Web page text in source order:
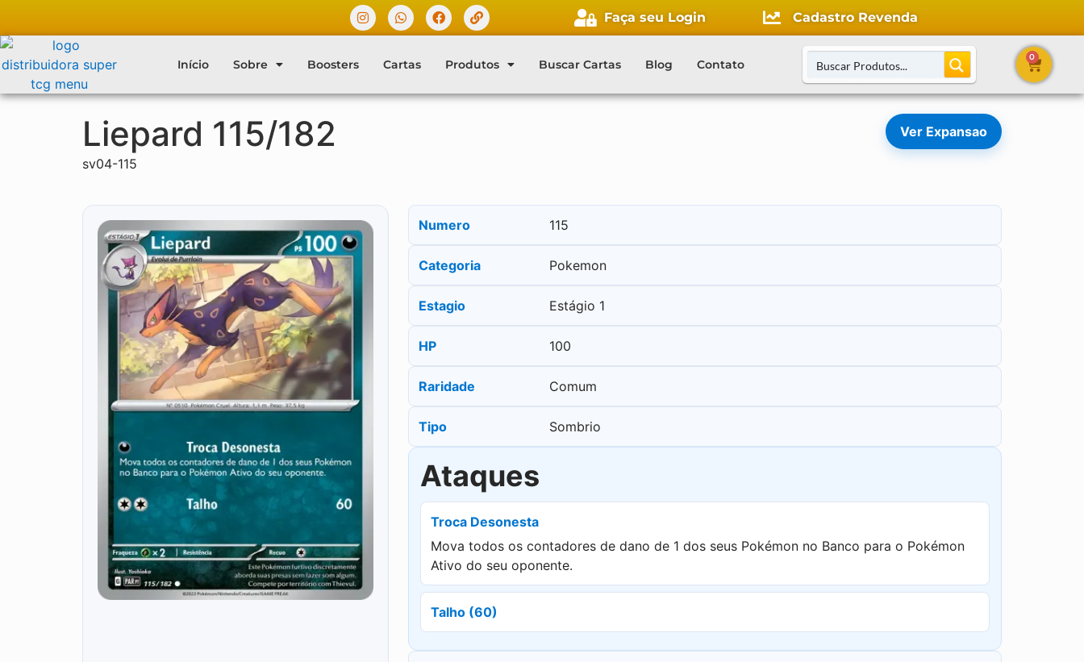
Faça seu Login Cadastro Revenda
Início Sobre Boosters Cartas Produtos Buscar Cartas Blog Contato
0
Liepard 115/182
sv04-115
Ver Expansao
Numero 115
Categoria Pokemon
Estagio Estágio 1
HP 100
Raridade Comum
Tipo Sombrio
Ataques
Troca Desonesta
Mova todos os contadores de dano de 1 dos seus Pokémon no Banco para o Pokémon
Ativo do seu oponente.
Talho (60)